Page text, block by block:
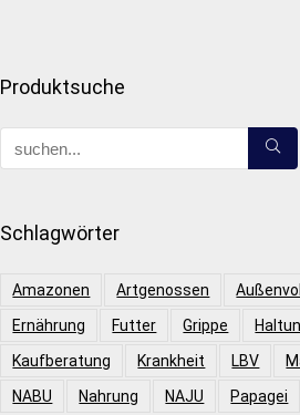
Produktsuche
Schlagwörter
Amazonen Artgenossen
Ernährung
Futter Grippe
Kaufberatung
Krankheit LBV
NABU
Nahrung NAJU Papagei